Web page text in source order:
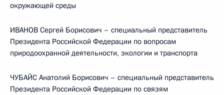
окружающей среды
ИВАНОВ Сергей Борисович – специальный представитель
Президента Российской Федерации по вопросам
природоохранной деятельности, экологии и транспорта
ЧУБАЙС Анатолий Борисович – специальный представитель
Президента Российской Федерации по связям